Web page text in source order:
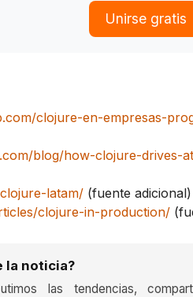
Unirse gratis
clojure-en-empresas-
blog/how-clojure-drives-
latam/ (fuente adicional)
clojure-in-production/
la noticia?
las tendencias,